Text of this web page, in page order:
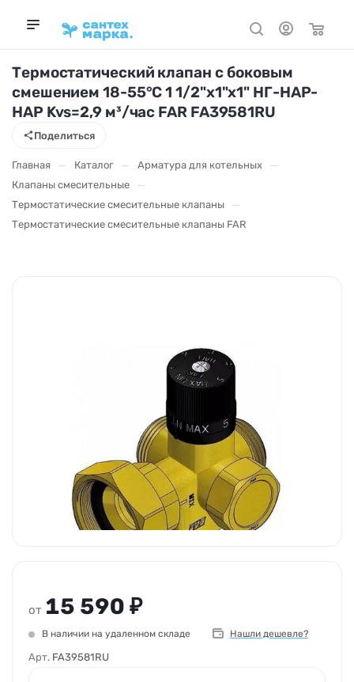
Поделиться
Термостатический клапан с боковым
смешением 18-55°С 1 1/2"х1"х1" НГ-НАР-
НАР Kvs=2,9 м³/час FAR FA39581RU
Главная — Каталог — Арматура для котельных —
Клапаны смесительные —
Термостатические смесительные клапаны —
Термостатические смесительные клапаны FAR
от 15 590 ₽
В наличии на удаленном складе Нашли дешевле?
Арт. FA39581RU